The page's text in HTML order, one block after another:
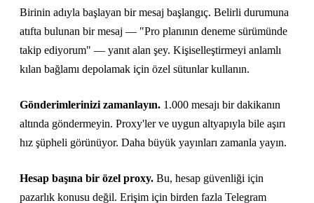
Birinin adıyla başlayan bir mesaj başlangıç. Belirli durumuna
atıfta bulunan bir mesaj — "Pro planının deneme sürümünde
takip ediyorum" — yanıt alan şey. Kişiselleştirmeyi anlamlı
kılan bağlamı depolamak için özel sütunlar kullanın.
Gönderimlerinizi zamanlayın. 1.000 mesajı bir dakikanın
altında göndermeyin. Proxy'ler ve uygun altyapıyla bile aşırı
hız şüpheli görünüyor. Daha büyük yayınları zamanla yayın.
Hesap başına bir özel proxy. Bu, hesap güvenliği için
pazarlık konusu değil. Erişim için birden fazla Telegram